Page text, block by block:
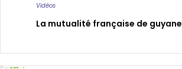
Vidéos
La mutualité française de guyane